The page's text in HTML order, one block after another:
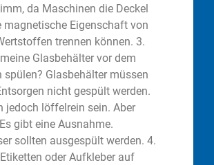
da Maschinen die Deckel
magnetische Eigenschaft von
trennen können. 3.
Glasbehälter vor dem
spülen? Glasbehälter müssen
nicht gespült werden.
jedoch löffelrein sein. Aber
gibt eine Ausnahme.
sollten ausgespült werden. 4.
oder Aufkleber auf